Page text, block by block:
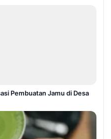
Pembuatan Jamu di Desa